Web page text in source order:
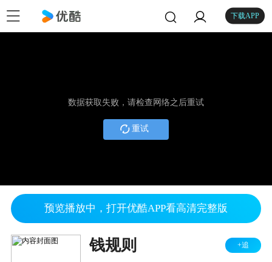
下载APP
数据获取失败，请检查网络之后重试
重试
预览播放中，打开优酷APP看高清完整版
钱规则 +追